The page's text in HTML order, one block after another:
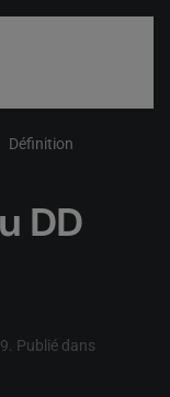
Définition
DD
. Publié dans